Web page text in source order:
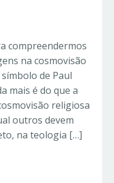
compreendermos
na cosmovisão
de Paul
mais é do que a
religiosa
outros devem
na teologia […]